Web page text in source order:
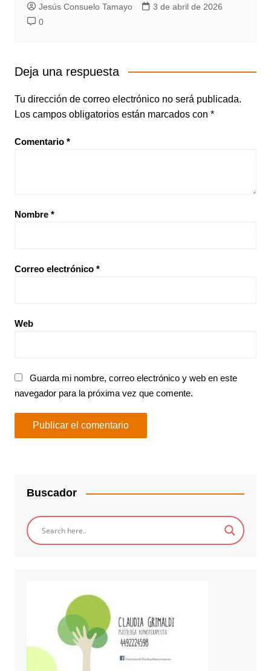
Jesús Consuelo Tamayo
3 de abril de 2026
0
Deja una respuesta
Tu dirección de correo electrónico no será publicada.
Los campos obligatorios están marcados con *
Comentario *
Nombre *
Correo electrónico *
Web
Guarda mi nombre, correo electrónico y web en este
navegador para la próxima vez que comente.
Buscador